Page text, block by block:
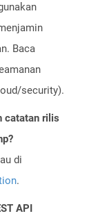
Baca
security).
catatan rilis
di
.
API